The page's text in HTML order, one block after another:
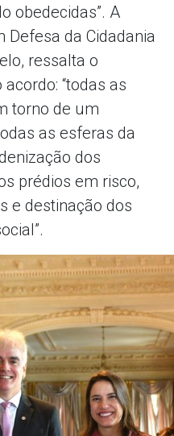
obedecidas”. A
da Cidadania
ressalta o
“todas as
torno de um
as esferas da
dos
prédios em risco,
e destinação dos